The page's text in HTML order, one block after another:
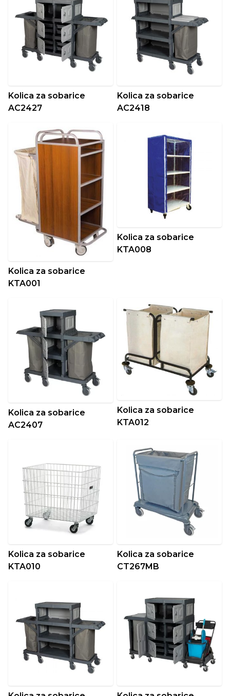
Kolica za sobarice
AC2427
Kolica za sobarice
AC2418
Kolica za sobarice
KTA001
Kolica za sobarice
KTA008
Kolica za sobarice
AC2407
Kolica za sobarice
KTA012
Kolica za sobarice
KTA010
Kolica za sobarice
CT267MB